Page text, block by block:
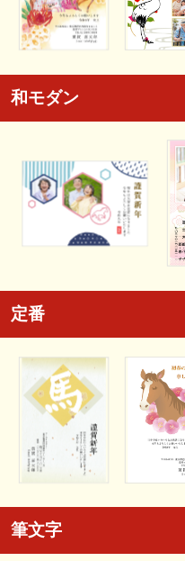
和モダン
定番
筆文字